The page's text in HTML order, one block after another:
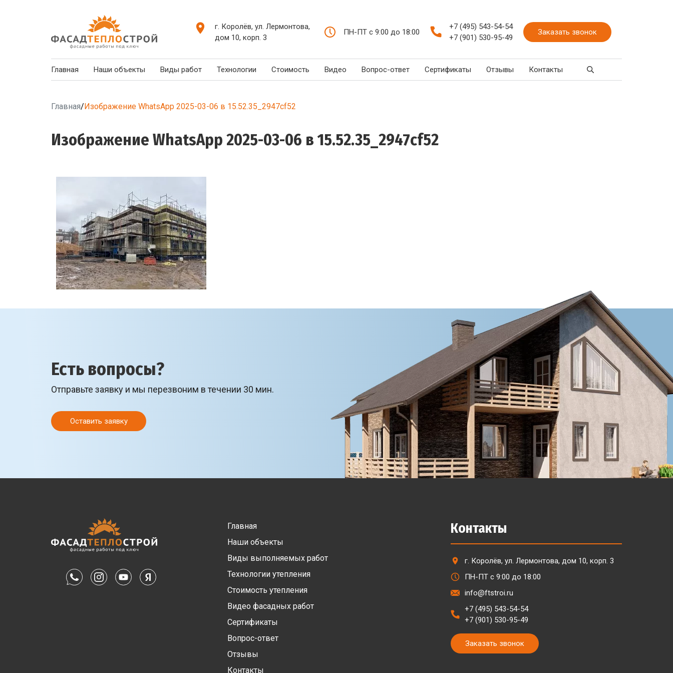
г. Королёв, ул. Лермонтова,
дом 10, корп. 3
ПН-ПТ с 9:00 до 18:00
+7 (495) 543-54-54
+7 (901) 530-95-49
Заказать звонок
Главная Наши объекты Виды работ Технологии Стоимость Видео Вопрос-ответ Сертификаты Отзывы Контакты
Главная/Изображение WhatsApp 2025-03-06 в 15.52.35_2947cf52
Изображение WhatsApp 2025-03-06 в 15.52.35_2947cf52
Есть вопросы?
Отправьте заявку и мы перезвоним в течении 30 мин.
Оставить заявку
Главная
Наши объекты
Виды выполняемых работ
Технологии утепления
Стоимость утепления
Видео фасадных работ
Сертификаты
Вопрос-ответ
Отзывы
Контакты
Контакты
г. Королёв, ул. Лермонтова, дом 10, корп. 3
ПН-ПТ с 9:00 до 18:00
info@ftstroi.ru
+7 (495) 543-54-54
+7 (901) 530-95-49
Заказать звонок